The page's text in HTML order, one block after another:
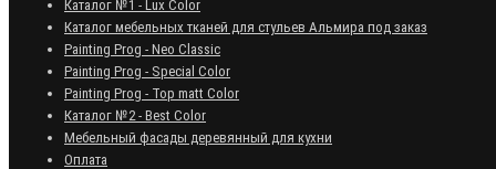
Каталог №1 - Lux Color
Каталог мебельных тканей для стульев Альмира под заказ
Painting Prog - Neo Classiс
Painting Prog - Special Color
Painting Prog - Top matt Color
Каталог №2 - Best Color
Мебельный фасады деревянный для кухни
Оплата